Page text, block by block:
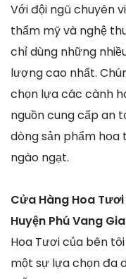
Với đội ngũ chuyên
thẩm mỹ và nghệ
chỉ dùng những
lượng cao nhất.
chọn lựa các cành
nguồn cung cấp an
dòng sản phẩm
ngào ngạt.
Cửa Hàng Hoa
Huyện Phú Vang
Hoa Tươi của bên
một sự lựa chọn đa